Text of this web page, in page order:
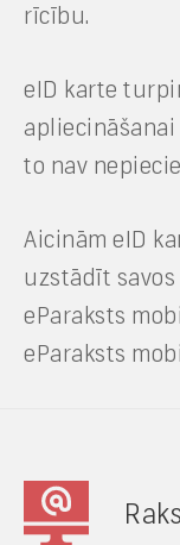
rīcību.
eID karte
to nav
Aicinām eID
uzstādīt
eParaksts
eParaksts